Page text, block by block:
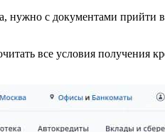
нужно с документами
все условия получения